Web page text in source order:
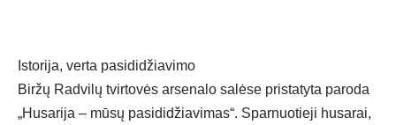
Istorija, verta pasididžiavimo
Biržų Radvilų tvirtovės arsenalo salėse pristatyta paroda
„Husarija – mūsų pasididžiavimas“. Sparnuotieji husarai,